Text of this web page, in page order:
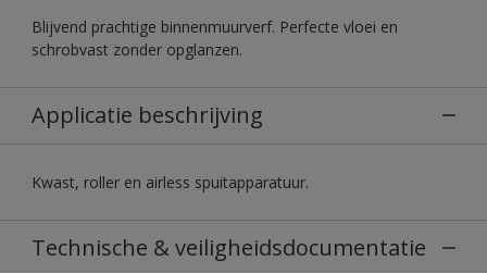
Blijvend prachtige binnenmuurverf. Perfecte vloei en
schrobvast zonder opglanzen.
Applicatie beschrijving
Kwast, roller en airless spuitapparatuur.
Technische & veiligheidsdocumentatie